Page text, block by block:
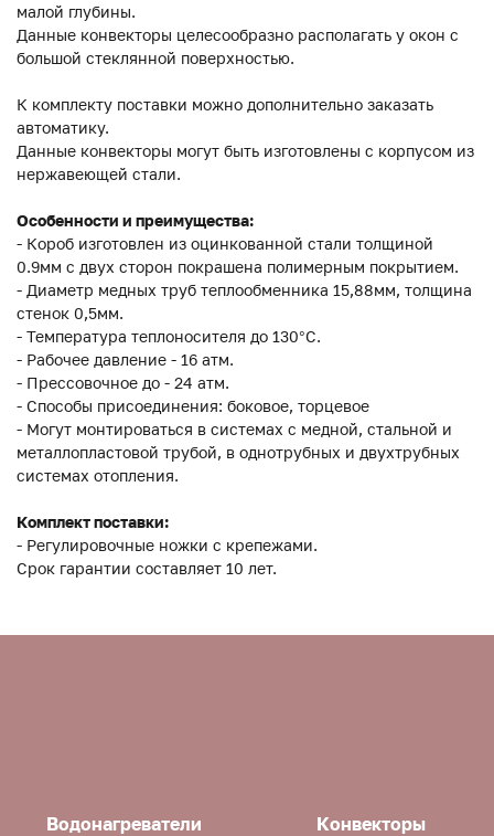
малой глубины.
Данные конвекторы целесообразно располагать у окон с
большой стеклянной поверхностью.
К комплекту поставки можно дополнительно заказать
автоматику.
Данные конвекторы могут быть изготовлены с корпусом из
нержавеющей стали.
Особенности и преимущества:
- Короб изготовлен из оцинкованной стали толщиной
0.9мм с двух сторон покрашена полимерным покрытием.
- Диаметр медных труб теплообменника 15,88мм, толщина
стенок 0,5мм.
- Температура теплоносителя до 130°C.
- Рабочее давление - 16 атм.
- Прессовочное до - 24 атм.
- Способы присоединения: боковое, торцевое
- Могут монтироваться в системах с медной, стальной и
металлопластовой трубой, в однотрубных и двухтрубных
системах отопления.
Комплект поставки:
- Регулировочные ножки с крепежами.
Срок гарантии составляет 10 лет.
Водонагреватели Конвекторы